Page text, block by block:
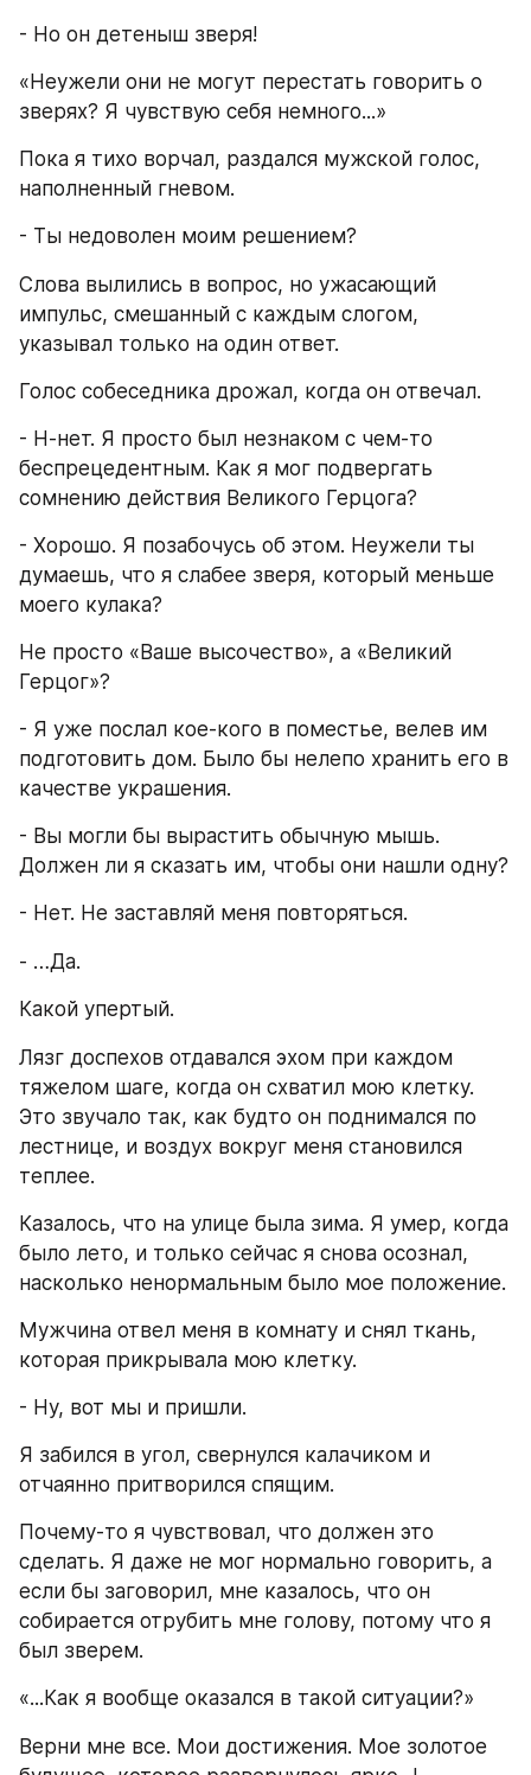
- Но он детеныш зверя!
«Неужели они не могут перестать говорить о
зверях? Я чувствую себя немного...»
Пока я тихо ворчал, раздался мужской голос,
наполненный гневом.
- Ты недоволен моим решением?
Слова вылились в вопрос, но ужасающий
импульс, смешанный с каждым слогом,
указывал только на один ответ.
Голос собеседника дрожал, когда он отвечал.
- Н-нет. Я просто был незнаком с чем-то
беспрецедентным. Как я мог подвергать
сомнению действия Великого Герцога?
- Хорошо. Я позабочусь об этом. Неужели ты
думаешь, что я слабее зверя, который меньше
моего кулака?
Не просто «Ваше высочество», а «Великий
Герцог»?
- Я уже послал кое-кого в поместье, велев им
подготовить дом. Было бы нелепо хранить его в
качестве украшения.
- Вы могли бы вырастить обычную мышь.
Должен ли я сказать им, чтобы они нашли одну?
- Нет. Не заставляй меня повторяться.
- …Да.
Какой упертый.
Лязг доспехов отдавался эхом при каждом
тяжелом шаге, когда он схватил мою клетку.
Это звучало так, как будто он поднимался по
лестнице, и воздух вокруг меня становился
теплее.
Казалось, что на улице была зима. Я умер, когда
было лето, и только сейчас я снова осознал,
насколько ненормальным было мое положение.
Мужчина отвел меня в комнату и снял ткань,
которая прикрывала мою клетку.
- Ну, вот мы и пришли.
Я забился в угол, свернулся калачиком и
отчаянно притворился спящим.
Почему-то я чувствовал, что должен это
сделать. Я даже не мог нормально говорить, а
если бы заговорил, мне казалось, что он
собирается отрубить мне голову, потому что я
был зверем.
«...Как я вообще оказался в такой ситуации?»
Верни мне все. Мои достижения. Мое золотое